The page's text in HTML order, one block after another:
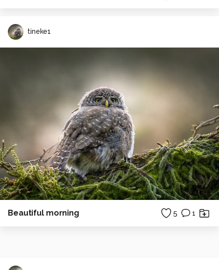
tineke1
Beautiful morning 5 1